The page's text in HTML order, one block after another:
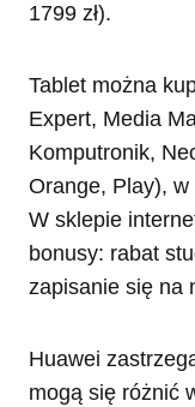
1799 zł).
Tablet można
Expert, Media
Komputronik,
Orange, Play), w
W sklepie
bonusy: rabat
zapisanie się na
Huawei
mogą się różnić